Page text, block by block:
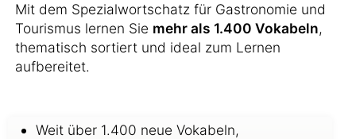
Mit dem Spezialwortschatz für Gastronomie und
Tourismus lernen Sie mehr als 1.400 Vokabeln,
thematisch sortiert und ideal zum Lernen
aufbereitet.
Weit über 1.400 neue Vokabeln,